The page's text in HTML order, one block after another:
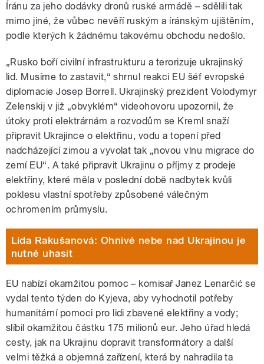
Íránu za jeho dodávky dronů ruské armádě – sdělili tak
mimo jiné, že vůbec nevěří ruským a íránským ujištěním,
podle kterých k žádnému takovému obchodu nedošlo.
„Rusko boří civilní infrastrukturu a terorizuje ukrajinský
lid. Musíme to zastavit,“ shrnul reakci EU šéf evropské
diplomacie Josep Borrell. Ukrajinský prezident Volodymyr
Zelenskij v již „obvyklém“ videohovoru upozornil, že
útoky proti elektrárnám a rozvodům se Kreml snaží
připravit Ukrajince o elektřinu, vodu a topení před
nadcházející zimou a vyvolat tak „novou vlnu migrace do
zemí EU“. A také připravit Ukrajinu o příjmy z prodeje
elektřiny, které měla v poslední době nadbytek kvůli
poklesu vlastní spotřeby způsobené válečným
ochromením průmyslu.
Lída Rakušanová: Ohnivé nebe nad Ukrajinou je
nutné uhasit
EU nabízí okamžitou pomoc – komisař Janez Lenarčić se
vydal tento týden do Kyjeva, aby vyhodnotil potřeby
humanitární pomoci pro lidi zbavené elektřiny a vody;
slíbil okamžitou částku 175 milionů eur. Jeho úřad hledá
cesty, jak na Ukrajinu dopravit transformátory a další
velmi těžká a objemná zařízení, která by nahradila ta